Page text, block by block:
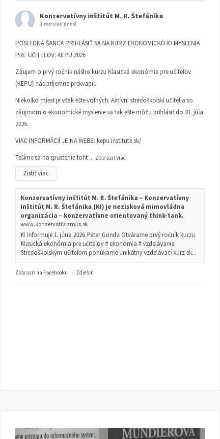
Konzervatívny inštitút M. R. Štefánika
1 mesiac pred
POSLEDNÁ ŠANCA PRIHLÁSIŤ SA NA KURZ EKONOMICKÉHO MYSLENIA
PRE UČITEĽOV: KEPU 2026
Záujem o prvý ročník nášho kurzu Klasická ekonómia pre učiteľov
(KEPU) nás príjemne prekvapil.
Niekoľko miest je však ešte voľných. Aktívni stredoškolskí učitelia so
záujmom o ekonomické myslenie sa tak ešte môžu prihlásiť do 31. júla
2026.
VIAC INFORMÁCIÍ JE NA WEBE: kepu.institute.sk/
Tešíme sa na spustenie toht ... Zobraziť viac
Zistiť viac
Konzervatívny inštitút M. R. Štefánika – Konzervatívny
inštitút M. R. Štefánika (KI) je nezisková mimovládna
organizácia – konzervatívne orientovaný think-tank.
www.konzervativizmus.sk
KI informuje 1. júna 2026 Peter Gonda Otvárame prvý ročník kurzu
Klasická ekonómia pre učiteľov # ekonómia # vzdelávanie
Stredoškolským učiteľom ponúkame unikátny vzdelávací kurz ek...
Zobraziť na Facebooku · Zdieľať